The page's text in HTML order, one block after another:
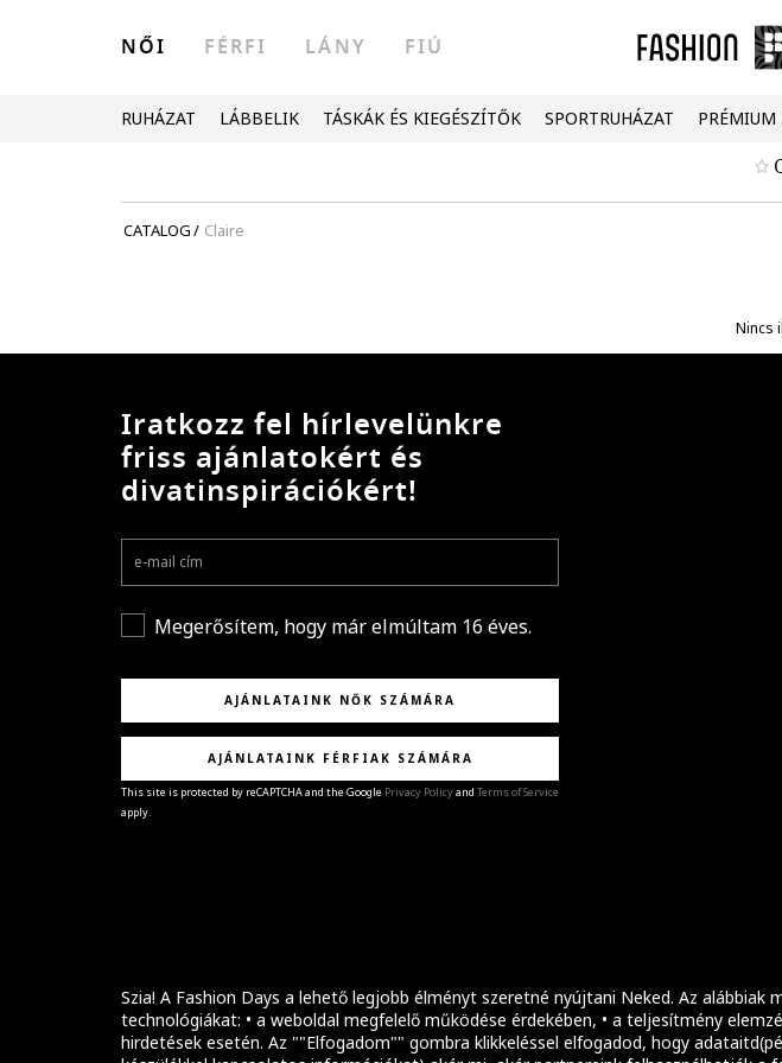
Szia! A Fashion Days a lehető legjobb élményt szeretné nyújtani Neked. Az alábbiak
technológiákat: • a weboldal megfelelő működése érdekében, • a teljesítmény
hirdetések esetén. Az ""Elfogadom"" gombra klikkeléssel elfogadod, hogy
NŐI FÉRFI LÁNY FIÚ
RUHÁZAT LÁBBELIK TÁSKÁK ÉS KIEGÉSZÍTŐK SPORTRUHÁZAT PRÉMIUM
CATALOG/ Claire
Nincs
Iratkozz fel hírlevelünkre
friss ajánlatokért és
divatinspirációkért!
Megerősítem, hogy már elmúltam 16 éves.
AJÁNLATAINK NŐK SZÁMÁRA
AJÁNLATAINK FÉRFIAK SZÁMÁRA
This site is protected by reCAPTCHA and the Google Privacy Policyand Terms of Service
apply.